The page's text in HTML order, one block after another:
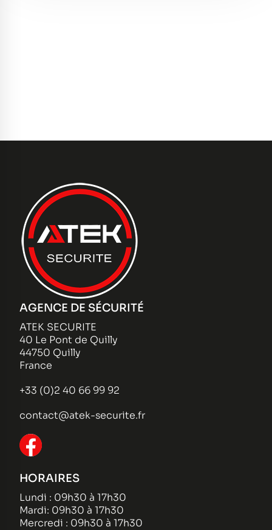
AGENCE DE SÉCURITÉ
ATEK SECURITE
40 Le Pont de Quilly
44750 Quilly
France
+33 (0)2 40 66 99 92
contact@atek-securite.fr
HORAIRES
Lundi : 09h30 à 17h30
Mardi: 09h30 à 17h30
Mercredi : 09h30 à 17h30